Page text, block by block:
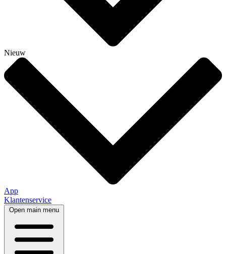
Nieuw
App
Klantenservice
Open main menu